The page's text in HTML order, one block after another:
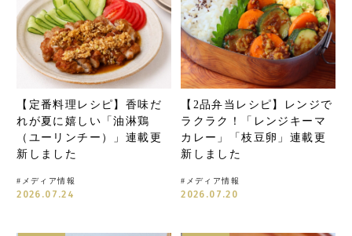
【定番料理レシピ】香味だ
れが夏に嬉しい「油淋鶏
（ユーリンチー）」連載更
新しました
# メディア情報
2026.07.24
【2品弁当レシピ】レンジで
ラクラク！「レンジキーマ
カレー」「枝豆卵」連載更
新しました
# メディア情報
2026.07.20